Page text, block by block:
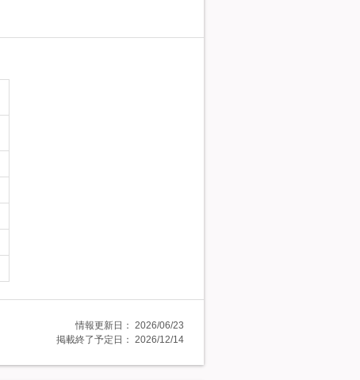
情報更新日： 2026/06/23
掲載終了予定日： 2026/12/14